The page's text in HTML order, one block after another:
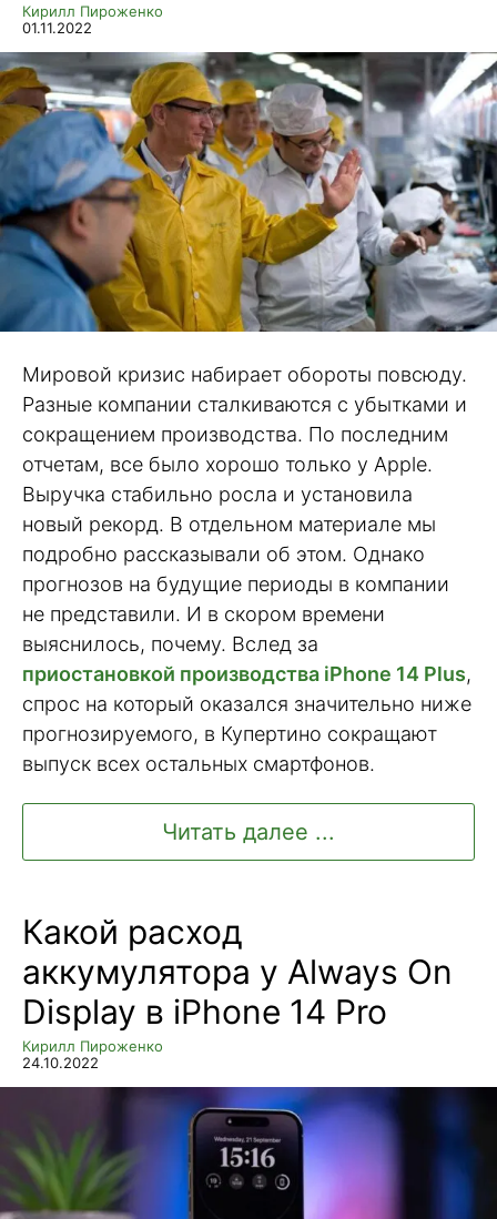
Кирилл Пироженко
01.11.2022
Мировой кризис набирает обороты повсюду.
Разные компании сталкиваются с убытками и
сокращением производства. По последним
отчетам, все было хорошо только у Apple.
Выручка стабильно росла и установила
новый рекорд. В отдельном материале мы
подробно рассказывали об этом. Однако
прогнозов на будущие периоды в компании
не представили. И в скором времени
выяснилось, почему. Вслед за
приостановкой производства iPhone 14 Plus,
спрос на который оказался значительно ниже
прогнозируемого, в Купертино сокращают
выпуск всех остальных смартфонов.
Читать далее ...
Какой расход
аккумулятора у Always On
Display в iPhone 14 Pro
Кирилл Пироженко
24.10.2022